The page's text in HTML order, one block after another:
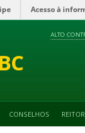
Acesso à
ALTO
CONSELHOS